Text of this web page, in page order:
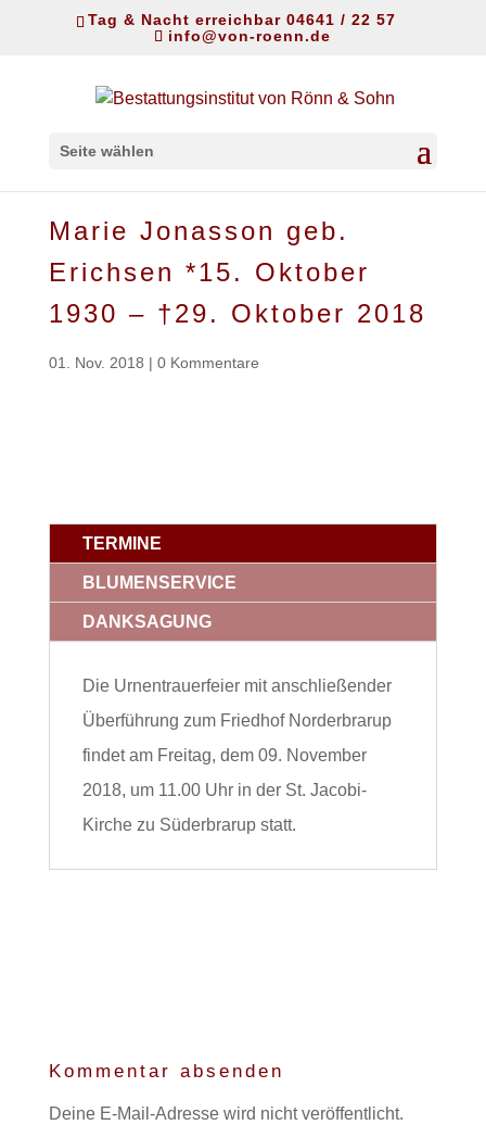
Tag & Nacht erreichbar 04641 / 22 57
info@von-roenn.de
Seite wählen
Marie Jonasson geb.
Erichsen *15. Oktober
1930 – †29. Oktober 2018
01. Nov. 2018 | 0 Kommentare
TERMINE
BLUMENSERVICE
DANKSAGUNG
Die Urnentrauerfeier mit anschließender
Überführung zum Friedhof Norderbrarup
findet am Freitag, dem 09. November
2018, um 11.00 Uhr in der St. Jacobi-
Kirche zu Süderbrarup statt.
Kommentar absenden
Deine E-Mail-Adresse wird nicht veröffentlicht.